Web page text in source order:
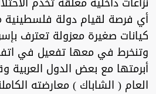
أي فرصة لقيام دولة
كيانات صغيرة معزولة تعترف
وتنخرط في معها تفعيل في
أبرمتها مع بعض الدول العربية
العام ( الشاباك ) معارضته